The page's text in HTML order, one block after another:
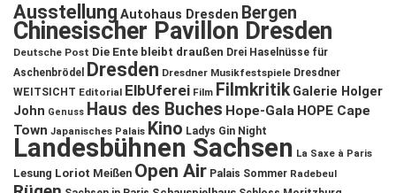
Ausstellung Autohaus Dresden Bergen
Chinesischer Pavillon Dresden
Deutsche Post Die Ente bleibt draußen Drei Haselnüsse für
Aschenbrödel
Dresden Dresdner Musikfestspiele Dresdner
WEITSICHT Editorial ElbUferei Film Filmkritik Galerie Holger
John Genuss Haus des Buches Hope-Gala HOPE Cape
Town Japanisches Palais Kino Ladys Gin Night
Landesbühnen Sachsen La Saxe à Paris
Lesung Loriot Meißen Open Air Palais Sommer Radebeul